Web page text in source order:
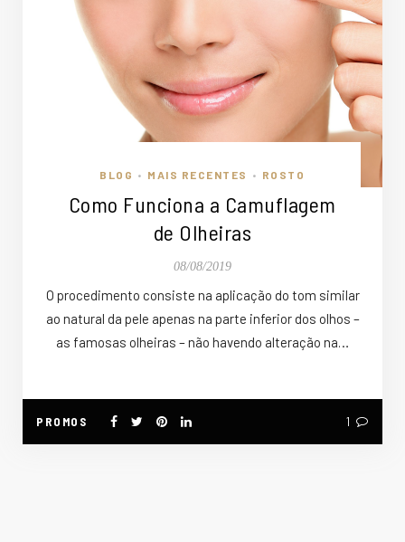
BLOG • MAIS RECENTES • ROSTO
Como Funciona a Camuflagem
de Olheiras
08/08/2019
O procedimento consiste na aplicação do tom similar
ao natural da pele apenas na parte inferior dos olhos –
as famosas olheiras – não havendo alteração na…
PROMOS 1